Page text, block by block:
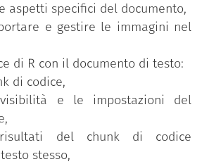
aspetti specifici del documento,
e gestire le immagini nel
di R con il documento di testo:
di codice,
e le impostazioni del
del chunk di codice
stesso,